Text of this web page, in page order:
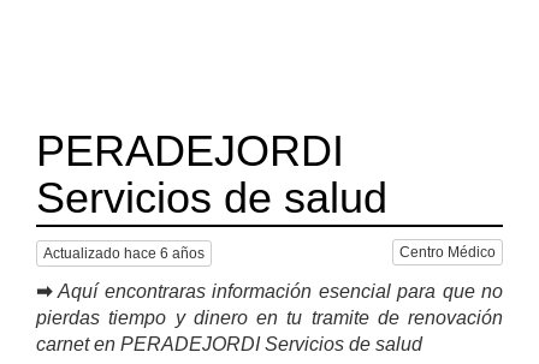
PERADEJORDI
Servicios de salud
Actualizado hace 6 años Centro Médico
➡ Aquí encontraras información esencial para que no
pierdas tiempo y dinero en tu tramite de renovación
carnet en PERADEJORDI Servicios de salud